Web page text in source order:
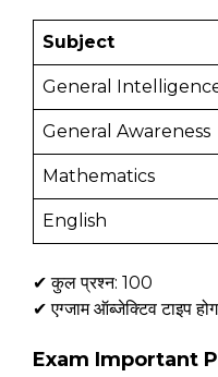
Subject
General
General Awareness
Mathematics
English
✔ कुल प्रश्न: 100
✔ एग्जाम ऑब्जेक्टिव टाइप
Exam Important